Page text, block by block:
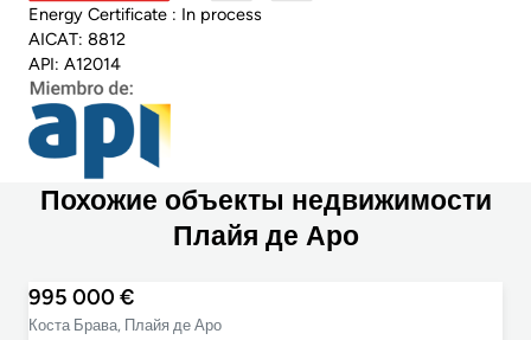
Energy Certificate : In process
AICAT: 8812
API: A12014
Похожие объекты недвижимости
Плайя де Аро
995 000 €
Коста Брава, Плайя де Аро